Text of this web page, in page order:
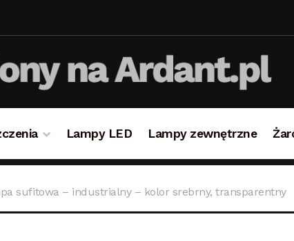
Lampy LED Lampy zewnętrzne
sufitowa – industrialny – kolor srebrny, transparentny